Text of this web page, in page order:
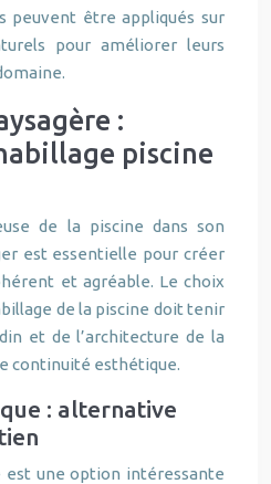
peuvent être appliqués sur
pour améliorer leurs
:
piscine
de la piscine dans son
est essentielle pour créer
et agréable. Le choix
de la piscine doit tenir
et de l’architecture de la
continuité esthétique.
: alternative
est une option intéressante